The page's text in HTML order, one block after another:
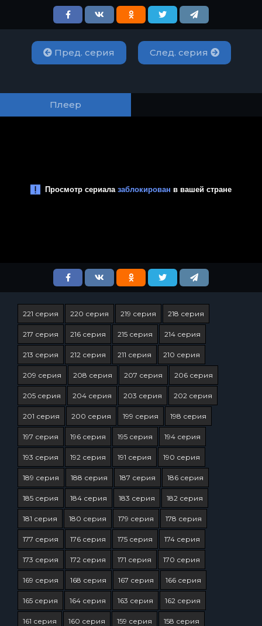
Пред. серия След. серия
Плеер
221 серия 220 серия 219 серия 218 серия
217 серия 216 серия 215 серия 214 серия
213 серия 212 серия 211 серия 210 серия
209 серия 208 серия 207 серия 206 серия
205 серия 204 серия 203 серия 202 серия
201 серия 200 серия 199 серия 198 серия
197 серия 196 серия 195 серия 194 серия
193 серия 192 серия 191 серия 190 серия
189 серия 188 серия 187 серия 186 серия
185 серия 184 серия 183 серия 182 серия
181 серия 180 серия 179 серия 178 серия
177 серия 176 серия 175 серия 174 серия
173 серия 172 серия 171 серия 170 серия
169 серия 168 серия 167 серия 166 серия
165 серия 164 серия 163 серия 162 серия
161 серия 160 серия 159 серия 158 серия